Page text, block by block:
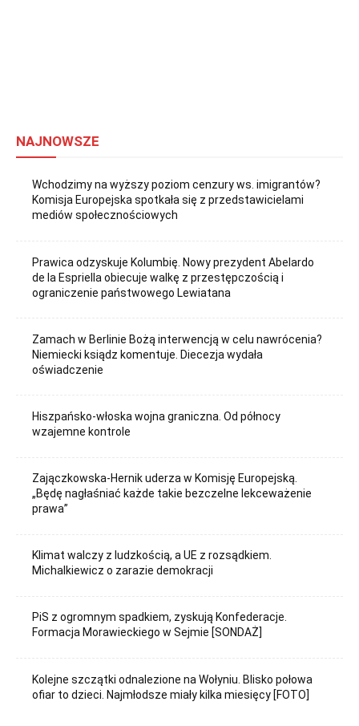
NAJNOWSZE
Wchodzimy na wyższy poziom cenzury ws. imigrantów?
Komisja Europejska spotkała się z przedstawicielami
mediów społecznościowych
Prawica odzyskuje Kolumbię. Nowy prezydent Abelardo
de la Espriella obiecuje walkę z przestępczością i
ograniczenie państwowego Lewiatana
Zamach w Berlinie Bożą interwencją w celu nawrócenia?
Niemiecki ksiądz komentuje. Diecezja wydała
oświadczenie
Hiszpańsko-włoska wojna graniczna. Od północy
wzajemne kontrole
Zajączkowska-Hernik uderza w Komisję Europejską.
„Będę nagłaśniać każde takie bezczelne lekceważenie
prawa”
Klimat walczy z ludzkością, a UE z rozsądkiem.
Michalkiewicz o zarazie demokracji
PiS z ogromnym spadkiem, zyskują Konfederacje.
Formacja Morawieckiego w Sejmie [SONDAŻ]
Kolejne szczątki odnalezione na Wołyniu. Blisko połowa
ofiar to dzieci. Najmłodsze miały kilka miesięcy [FOTO]